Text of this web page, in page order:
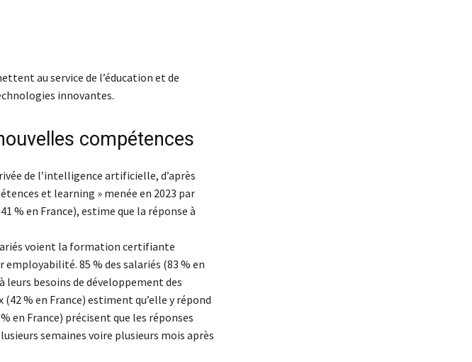
au service de l’éducation et de
innovantes.
compétences
de l’intelligence artificielle, d’après
et learning » menée en 2023 par
% en France), estime que la réponse à
voient la formation certifiante
85 % des salariés (83 % en
besoins de développement des
% en France) estiment qu’elle y répond
en France) précisent que les réponses
semaines voire plusieurs mois après